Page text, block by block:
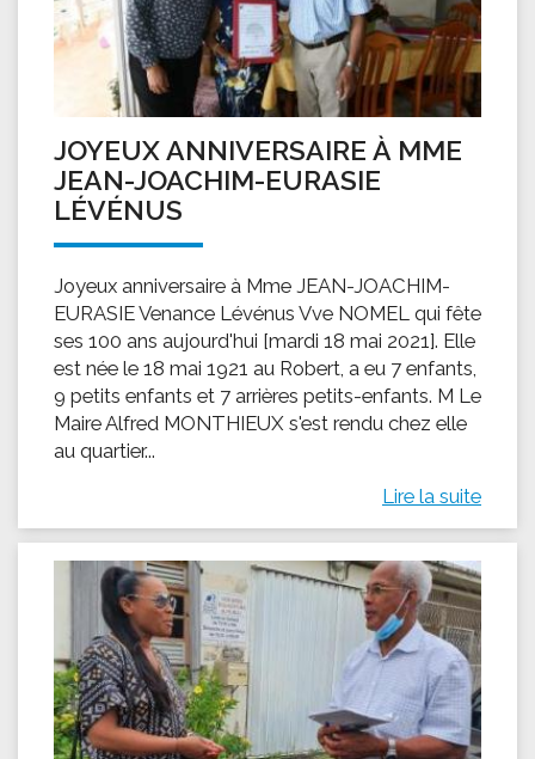
JOYEUX ANNIVERSAIRE À MME
JEAN-JOACHIM-EURASIE
LÉVÉNUS
Joyeux anniversaire à Mme JEAN-JOACHIM-
EURASIE Venance Lévénus Vve NOMEL qui fête
ses 100 ans aujourd'hui [mardi 18 mai 2021]. Elle
est née le 18 mai 1921 au Robert, a eu 7 enfants,
9 petits enfants et 7 arrières petits-enfants. M Le
Maire Alfred MONTHIEUX s'est rendu chez elle
au quartier...
Lire la suite